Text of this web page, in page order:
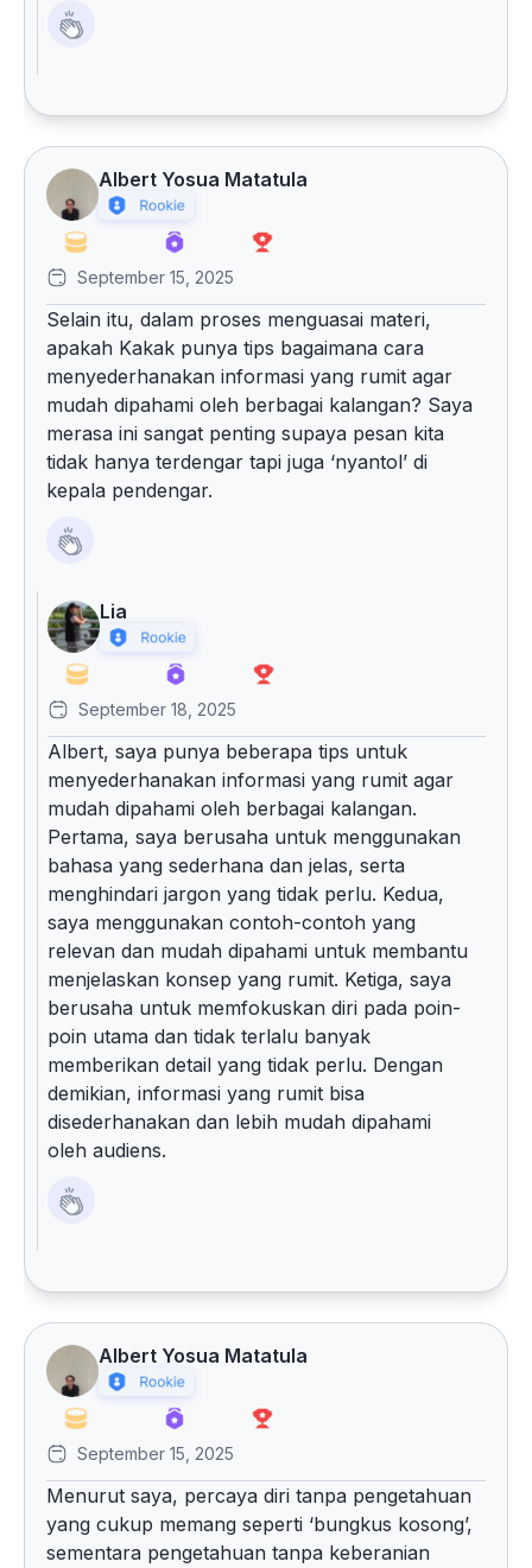
Albert Yosua Matatula
September 15, 2025
Selain itu, dalam proses menguasai materi,
apakah Kakak punya tips bagaimana cara
menyederhanakan informasi yang rumit agar
mudah dipahami oleh berbagai kalangan? Saya
merasa ini sangat penting supaya pesan kita
tidak hanya terdengar tapi juga ‘nyantol’ di
kepala pendengar.
Lia
September 18, 2025
Albert, saya punya beberapa tips untuk
menyederhanakan informasi yang rumit agar
mudah dipahami oleh berbagai kalangan.
Pertama, saya berusaha untuk menggunakan
bahasa yang sederhana dan jelas, serta
menghindari jargon yang tidak perlu. Kedua,
saya menggunakan contoh-contoh yang
relevan dan mudah dipahami untuk membantu
menjelaskan konsep yang rumit. Ketiga, saya
berusaha untuk memfokuskan diri pada poin-
poin utama dan tidak terlalu banyak
memberikan detail yang tidak perlu. Dengan
demikian, informasi yang rumit bisa
disederhanakan dan lebih mudah dipahami
oleh audiens.
Albert Yosua Matatula
September 15, 2025
Menurut saya, percaya diri tanpa pengetahuan
yang cukup memang seperti ‘bungkus kosong’,
sementara pengetahuan tanpa keberanian